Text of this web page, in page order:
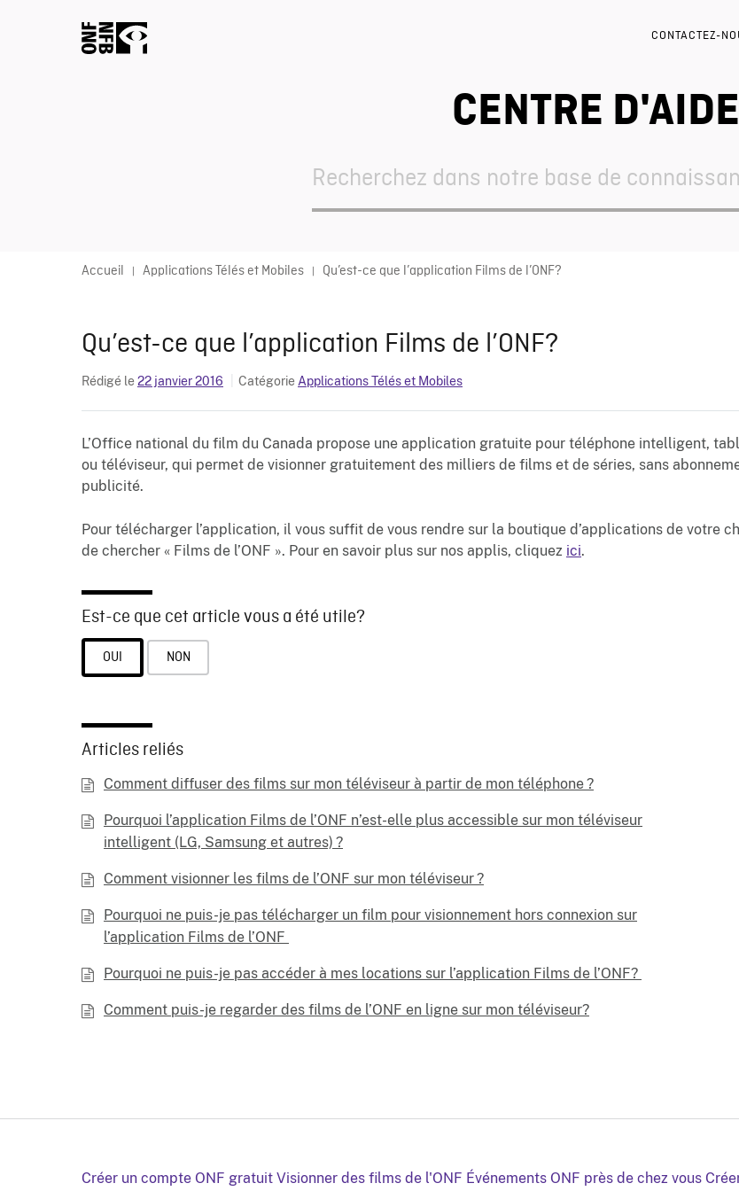
CONTACTEZ-
CENTRE D'AIDE
For
Accueil Applications Télés et Mobiles Qu’est-ce que l’application Films de l’ONF?
Qu’est-ce que l’application Films de l’ONF?
Rédigé le22 janvier 2016 Catégorie Applications Télés et Mobiles
L’Office national du film du Canada propose une application gratuite pour téléphone intelligent,
ou téléviseur, qui permet de visionner gratuitement des milliers de films et de séries, sans
publicité.
Pour télécharger l’application, il vous suffit de vous rendre sur la boutique d’applications de votre
de chercher « Films de l’ONF ». Pour en savoir plus sur nos applis, cliquez ici.
Est-ce que cet article vous a été utile?
OUI NON
Articles reliés
Comment diffuser des films sur mon téléviseur à partir de mon téléphone ?
Pourquoi l’application Films de l’ONF n’est-elle plus accessible sur mon téléviseur
intelligent (LG, Samsung et autres) ?
Comment visionner les films de l’ONF sur mon téléviseur ?
Pourquoi ne puis-je pas télécharger un film pour visionnement hors connexion sur
l’application Films de l’ONF
Pourquoi ne puis-je pas accéder à mes locations sur l’application Films de l’ONF?
Comment puis-je regarder des films de l’ONF en ligne sur mon téléviseur?
Créer un compte ONF gratuit Visionner des films de l'ONF Événements ONF près de chez vous